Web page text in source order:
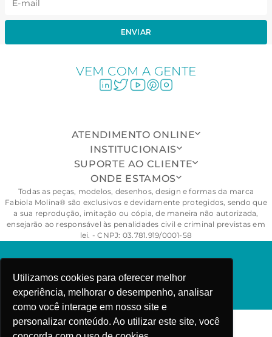
Utilizamos cookies para oferecer melhor
experiência, melhorar o desempenho, analisar
como você interage em nosso site e
personalizar conteúdo. Ao utilizar este site, você
ENVIAR
VEM COM A GENTE
ATENDIMENTO ONLINE
INSTITUCIONAIS
SUPORTE AO CLIENTE
ONDE ESTAMOS
Todas as peças, modelos, desenhos, design e formas da marca
Fabiola Molina® são exclusivos e devidamente protegidos, sendo que
a sua reprodução, imitação ou cópia, de maneira não autorizada,
ensejarão ao responsável às penalidades civil e criminal previstas em
lei. - CNPJ: 03.781.919/0001-58